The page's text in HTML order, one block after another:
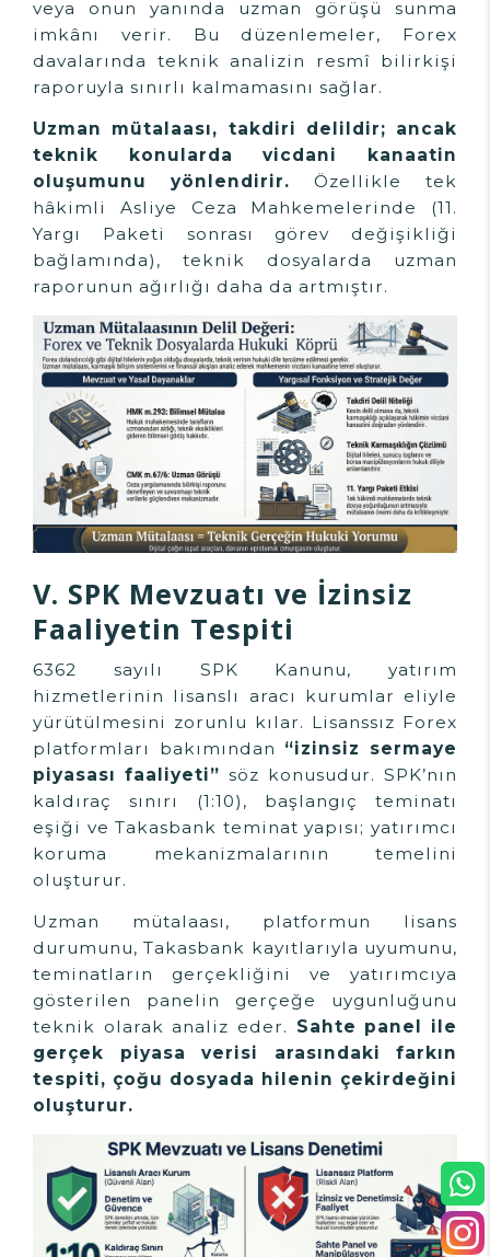
veya onun yanında uzman görüşü sunma
imkânı verir. Bu düzenlemeler, Forex
davalarında teknik analizin resmî bilirkişi
raporuyla sınırlı kalmamasını sağlar.
Uzman mütalaası, takdiri delildir; ancak
teknik konularda vicdani kanaatin
oluşumunu yönlendirir. Özellikle tek
hâkimli Asliye Ceza Mahkemelerinde (11.
Yargı Paketi sonrası görev değişikliği
bağlamında), teknik dosyalarda uzman
raporunun ağırlığı daha da artmıştır.
V. SPK Mevzuatı ve İzinsiz
Faaliyetin Tespiti
6362 sayılı SPK Kanunu, yatırım
hizmetlerinin lisanslı aracı kurumlar eliyle
yürütülmesini zorunlu kılar. Lisanssız Forex
platformları bakımından “izinsiz sermaye
piyasası faaliyeti” söz konusudur. SPK’nın
kaldıraç sınırı (1:10), başlangıç teminatı
eşiği ve Takasbank teminat yapısı; yatırımcı
koruma mekanizmalarının temelini
oluşturur.
Uzman mütalaası, platformun lisans
durumunu, Takasbank kayıtlarıyla uyumunu,
teminatların gerçekliğini ve yatırımcıya
gösterilen panelin gerçeğe uygunluğunu
teknik olarak analiz eder. Sahte panel ile
gerçek piyasa verisi arasındaki farkın
tespiti, çoğu dosyada hilenin çekirdeğini
oluşturur.